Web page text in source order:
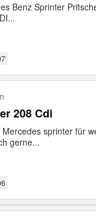
Benz Sprinter
208 Cdi
sprinter für
gerne...